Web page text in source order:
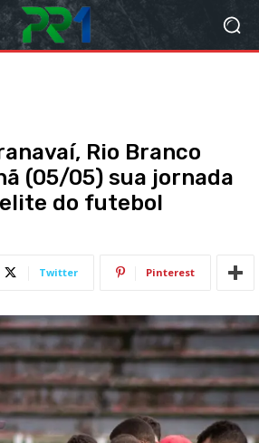
Rio Branco
(05/05) sua jornada
do futebol
Twitter Pinterest